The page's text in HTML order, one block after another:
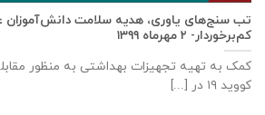
تب سنج‌های یاوری، هدیه سلامت دانش‌آموزان
کم‌برخوردار- ۲ مهرماه ۱۳۹۹
کمک به تهیه تجهیزات بهداشتی به منظور
کووید ۱۹ در [...]